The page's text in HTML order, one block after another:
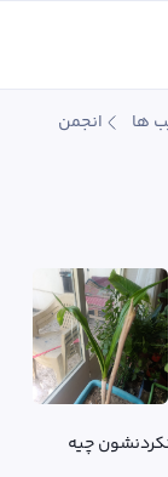
ها انجمن
چیه